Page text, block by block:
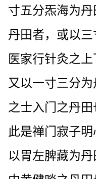
寸五分炁海为
丹田者，或以
医家行针灸之上
又以一寸三分
之士入门之丹田
此是禅门寂子
以胃左脾藏为